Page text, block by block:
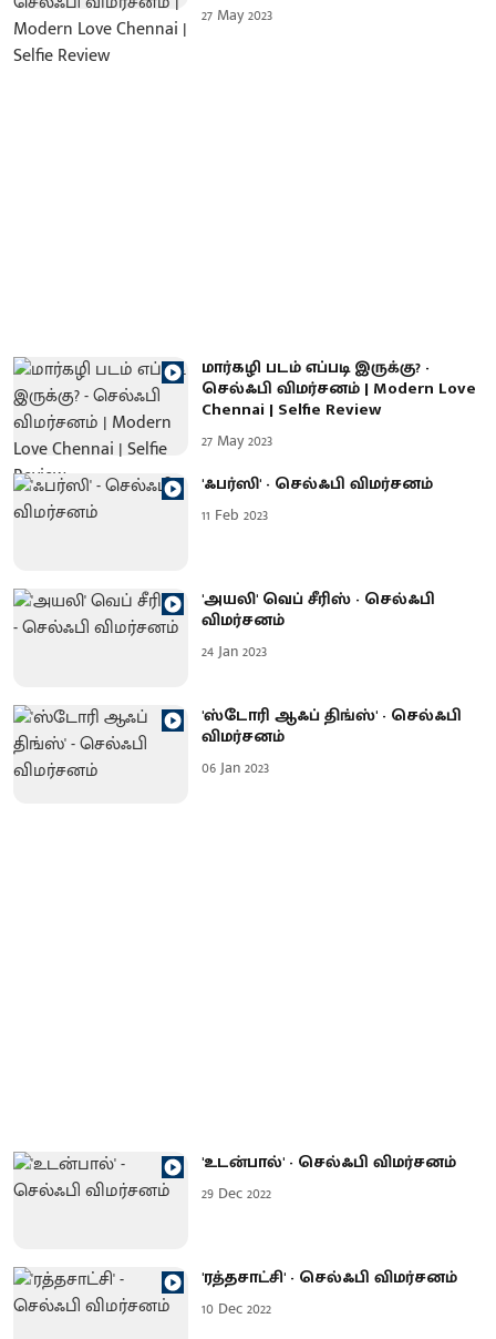
27 May 2023
மார்கழி படம் எப்படி இருக்கு? -
செல்ஃபி விமர்சனம் | Modern Love
Chennai | Selfie Review
27 May 2023
'ஃபர்ஸி' - செல்ஃபி விமர்சனம்
11 Feb 2023
'அயலி' வெப் சீரிஸ் - செல்ஃபி
விமர்சனம்
24 Jan 2023
'ஸ்டோரி ஆஃப் திங்ஸ்' - செல்ஃபி
விமர்சனம்
06 Jan 2023
'உடன்பால்' - செல்ஃபி விமர்சனம்
29 Dec 2022
'ரத்தசாட்சி' - செல்ஃபி விமர்சனம்
10 Dec 2022